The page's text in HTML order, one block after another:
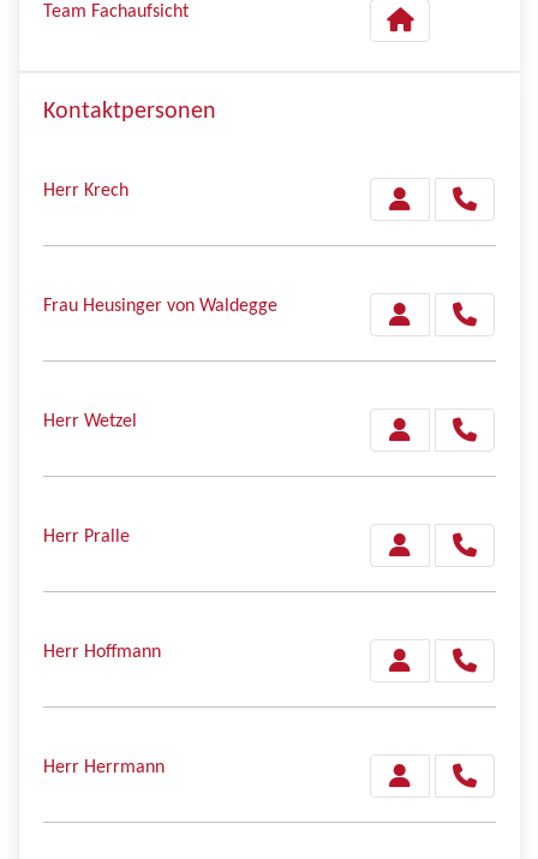
Team Fachaufsicht
Kontaktpersonen
Herr Krech
Frau Heusinger von Waldegge
Herr Wetzel
Herr Pralle
Herr Hoffmann
Herr Herrmann